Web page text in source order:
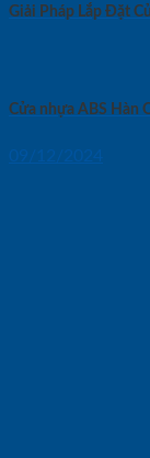
Giải Pháp Lắp Đặt
Cửa nhựa ABS Hàn
09/12/2024